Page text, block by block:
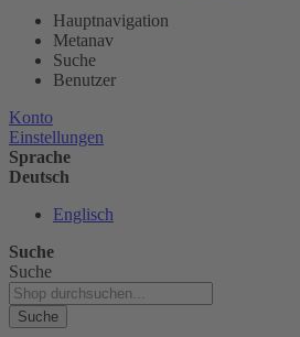
Hauptnavigation
Metanav
Suche
Benutzer
Konto
Einstellungen
Sprache
Deutsch
Englisch
Suche
Suche
Suche